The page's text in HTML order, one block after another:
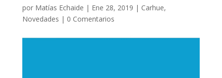
por Matías Echaide | Ene 28, 2019 | Carhue,
Novedades | 0 Comentarios